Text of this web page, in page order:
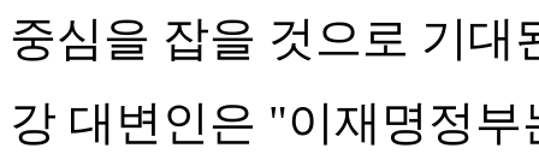
중심을 잡을 것으로 기대
강 대변인은 "이재명정